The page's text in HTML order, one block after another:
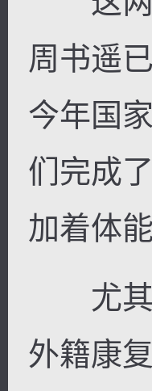
周书遥
今年国
们完成
加着体
尤其
外籍康